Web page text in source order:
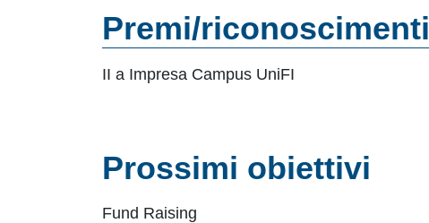
Premi/riconoscimenti
II a Impresa Campus UniFI
Prossimi obiettivi
Fund Raising